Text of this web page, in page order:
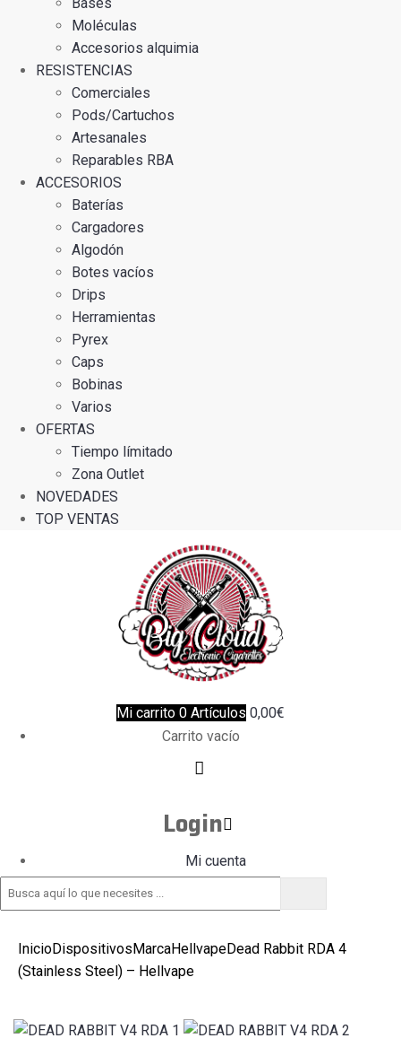
Moléculas
Accesorios alquimia
RESISTENCIAS
Comerciales
Pods/Cartuchos
Artesanales
Reparables RBA
ACCESORIOS
Baterías
Cargadores
Algodón
Botes vacíos
Drips
Herramientas
Pyrex
Caps
Bobinas
Varios
OFERTAS
Tiempo límitado
Zona Outlet
NOVEDADES
TOP VENTAS
Mi carrito 0 Artículos 0,00€
Carrito vacío
Login
Mi cuenta
Tramitar pedido
InicioDispositivosMarcaHellvapeDead Rabbit RDA 4
(Stainless Steel) – Hellvape